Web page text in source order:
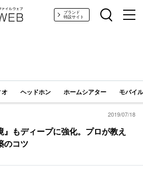
ディオ/ガジェットブランド
特設サイト
ヘッドホン ホームシアター モバイ
2019/07/18
もディープに強化。プロが教え
のコツ